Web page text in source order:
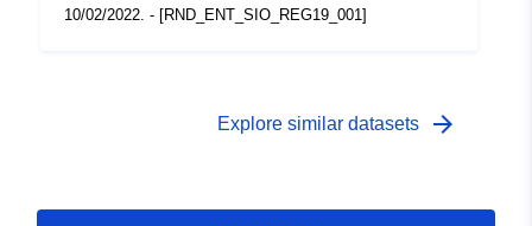
10/02/2022. - [RND_ENT_SIO_REG19_001]
Explore similar datasets arrow_forward